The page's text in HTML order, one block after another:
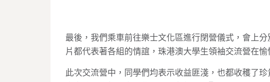
最後，我們乘車前往樂士文化區進行閉營儀式，會上
片都代表著各組的情誼，珠港澳大學生領袖交流營在愉
此次交流營中，同學們均表示收益匪淺，也都收穫了